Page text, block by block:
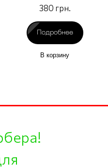
380 грн.
Подробнее
В корзину